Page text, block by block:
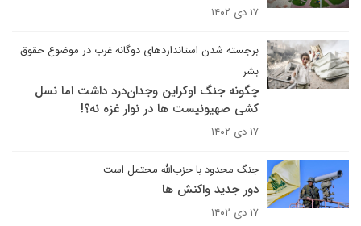
۱۷ دی ۱۴۰۲
برجسته شدن استانداردهای دوگانه غرب در موضوع حقوق
بشر
چگونه جنگ اوکراین وجدان‌درد داشت اما نسل
کشی صهیونیست ها در نوار غزه نه؟!
۱۷ دی ۱۴۰۲
جنگ محدود با حزب‌الله محتمل است
دور جدید واکنش ها
۱۷ دی ۱۴۰۲